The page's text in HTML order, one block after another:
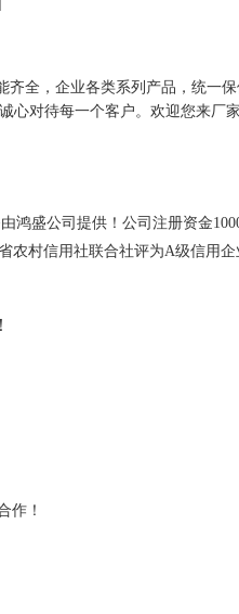
全，企业各类系列产品，统一
心对待每一个客户。欢迎您来厂
鸿盛公司提供！公司注册资金
农村信用社联合社评为A级信用
作！